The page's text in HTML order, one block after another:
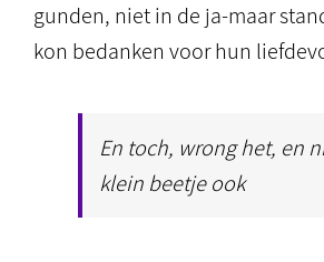
gunden, niet in de ja-maar
kon bedanken voor hun
En toch, wrong het, en
klein beetje ook